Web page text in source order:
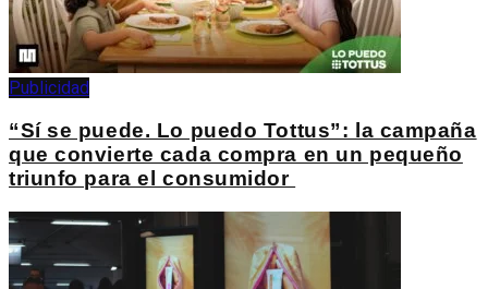
Publicidad
“Sí se puede. Lo puedo Tottus”: la campaña
que convierte cada compra en un pequeño
triunfo para el consumidor